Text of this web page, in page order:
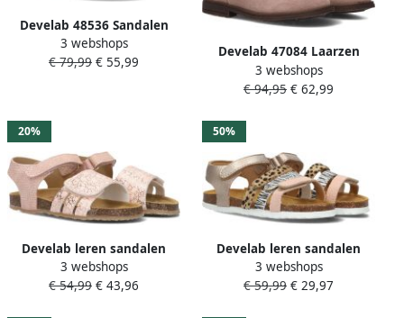
Develab 48536 Sandalen
Meisjes Goudkleurig
3 webshops
€ 79,99 € 55,99
Develab 47084 Laarzen
Suède Unisex Roze
3 webshops
€ 94,95 € 62,99
20%
Develab leren sandalen
roze Meisjes Leer Effen 25
3 webshops
€ 54,99 € 43,96
50%
Develab leren sandalen
goud roze Meisjes Leer
Meerkleurig 29
3 webshops
€ 59,99 € 29,97